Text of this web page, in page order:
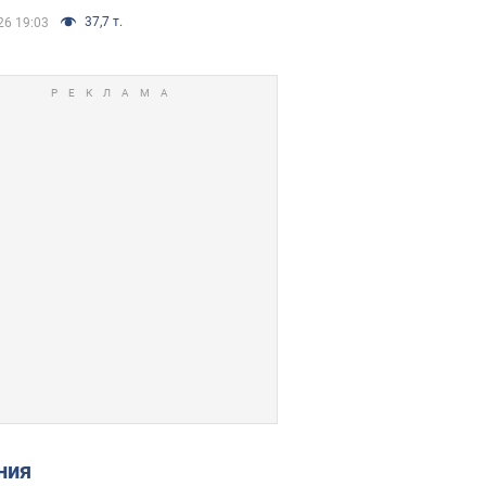
19:03 37,7 т.